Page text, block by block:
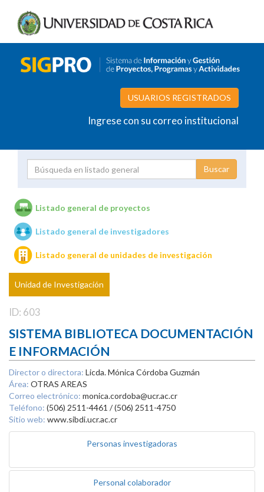
USUARIOS REGISTRADOS
Ingrese con su correo institucional
Unidades de investigación
Listado general de proyectos
Listado general de investigadores
Listado general de unidades de investigación
Unidad de Investigación
ID: 603
SISTEMA BIBLIOTECA DOCUMENTACIÓN
E INFORMACIÓN
Director o directora: Licda. Mónica Córdoba Guzmán
Área: OTRAS AREAS
Correo electrónico: monica.cordoba@ucr.ac.cr
Teléfono: (506) 2511-4461 / (506) 2511-4750
Sitio web: www.sibdi.ucr.ac.cr
Personas investigadoras
Personal colaborador